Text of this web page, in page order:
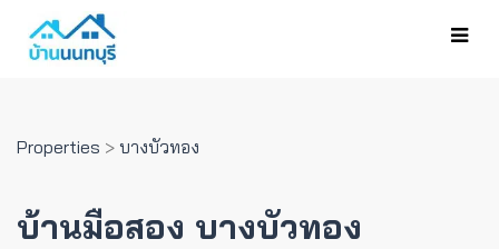
Properties > บางบัวทอง
บ้านมือสอง บางบัวทอง